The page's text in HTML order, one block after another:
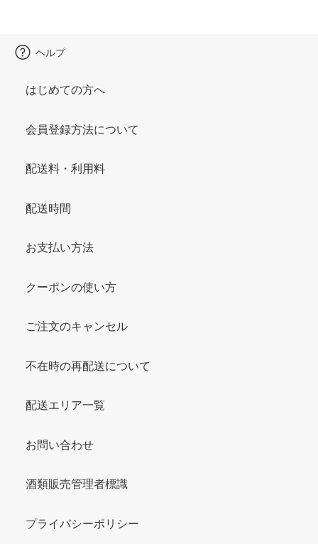
ヘルプ
はじめての方へ
会員登録方法について
配送料・利用料
配送時間
お支払い方法
クーポンの使い方
ご注文のキャンセル
不在時の再配送について
配送エリア一覧
お問い合わせ
酒類販売管理者標識
プライバシーポリシー